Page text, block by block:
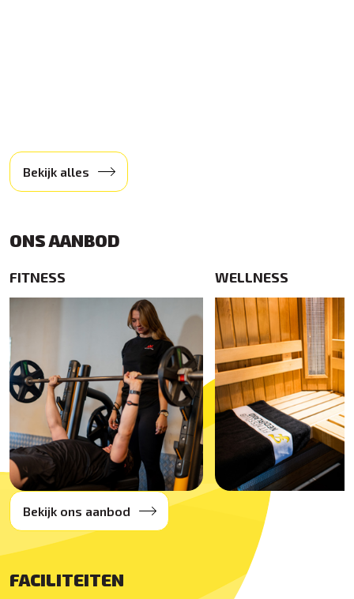
Bekijk alles
ONS AANBOD
FITNESS WELLNESS
Bekijk ons aanbod
FACILITEITEN